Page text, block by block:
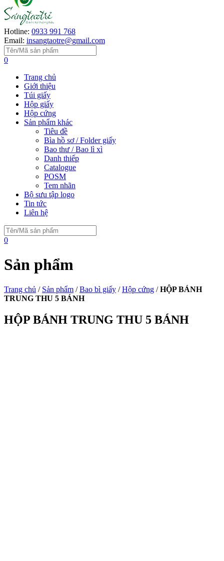
Hotline: 0933 991 768
Email: insangtaotre@gmail.com
0
Trang chủ
Giới thiệu
Túi giấy
Hộp giấy
Hộp cứng
Sản phẩm khác
Tiêu đề
Bìa hồ sơ / Folder giấy
Bao thư / Bao lì xì
Danh thiếp
Catalogue
POSM
Tem nhãn
Bộ sưu tập logo
Tin tức
Liên hệ
0
Sản phẩm
Trang chủ / Sản phẩm /Bao bì giấy /Hộp cứng /HỘP BÁNH
TRUNG THU 5 BÁNH
HỘP BÁNH TRUNG THU 5 BÁNH